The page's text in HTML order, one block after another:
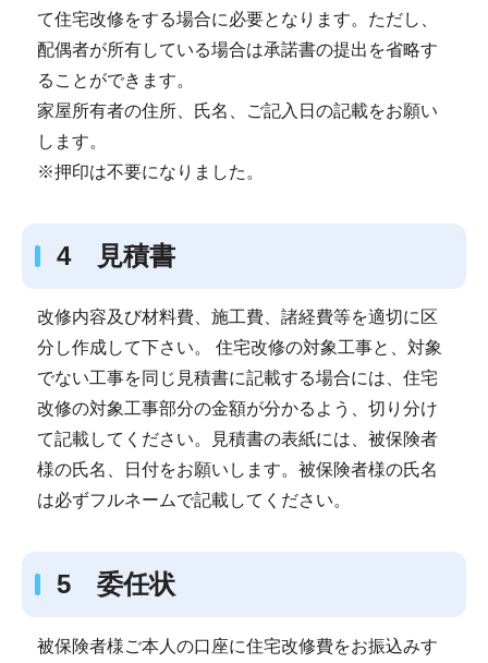
て住宅改修をする場合に必要となります。ただし、
配偶者が所有している場合は承諾書の提出を省略す
ることができます。
家屋所有者の住所、氏名、ご記入日の記載をお願い
します。
※押印は不要になりました。
4 見積書
改修内容及び材料費、施工費、諸経費等を適切に区
分し作成して下さい。 住宅改修の対象工事と、対象
でない工事を同じ見積書に記載する場合には、住宅
改修の対象工事部分の金額が分かるよう、切り分け
て記載してください。見積書の表紙には、被保険者
様の氏名、日付をお願いします。被保険者様の氏名
は必ずフルネームで記載してください。
5 委任状
被保険者様ご本人の口座に住宅改修費をお振込みす